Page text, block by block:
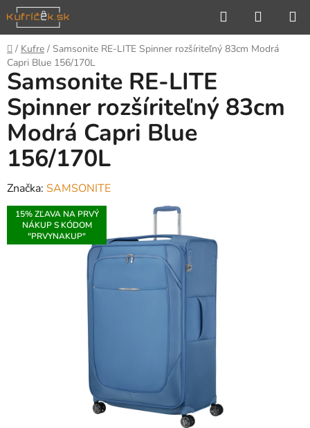
Prejsť
na
obsah
Hľadať
KOŠÍK
Domov
/ Kufre / Samsonite RE-LITE Spinner rozšíriteľný 83cm Modrá
Capri Blue 156/170L
Samsonite RE-LITE
Spinner rozšíriteľný 83cm
Modrá Capri Blue
156/170L
Značka: SAMSONITE
15% ZĽAVA NA PRVÝ
NÁKUP S KÓDOM
"PRVYNAKUP"